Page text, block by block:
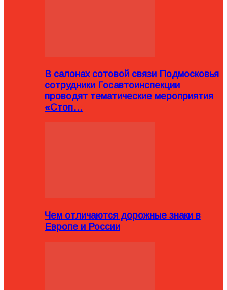
В салонах сотовой связи Подмосковья
сотрудники Госавтоинспекции
проводят тематические мероприятия
«Стоп…
Чем отличаются дорожные знаки в
Европе и России